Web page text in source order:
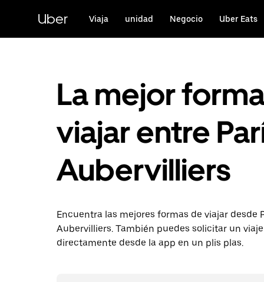
contenido
principal
Uber Viaja unidad Negocio Uber Eats
La mejor
viajar entre
Aubervilliers
Encuentra las mejores formas de viajar desde
Aubervilliers. También puedes solicitar un viaje
directamente desde la app en un plis plas.